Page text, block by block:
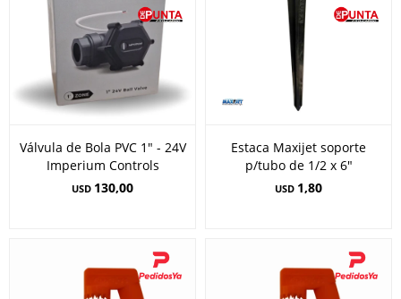
Válvula de Bola PVC 1" - 24V
Imperium Controls
USD 130,00
Estaca Maxijet soporte
p/tubo de 1/2 x 6"
USD 1,80